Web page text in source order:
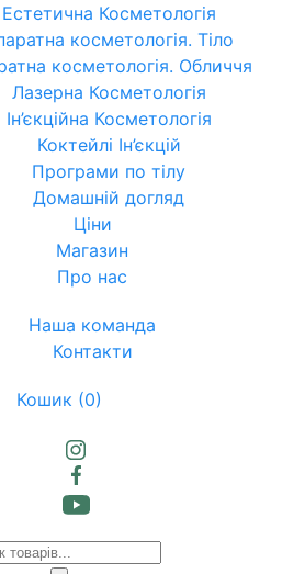
Естетична Косметологія
косметологія. Тіло
косметологія. Обличчя
Лазерна Косметологія
Ін’єкційна Косметологія
Коктейлі Ін’єкцій
Програми по тілу
Домашній догляд
Ціни
Магазин
Про нас
Наша команда
Контакти
Кошик (0)